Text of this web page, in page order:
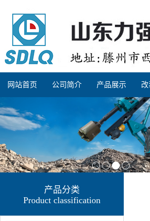
网站首页 公司简介 产品展示
产品分类
Product classification